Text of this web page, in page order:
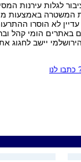
לגלות עירנות
באמצעות מוקד
עדיין לא הוסרו
הומי קהל
יישב לחגוג
לנו